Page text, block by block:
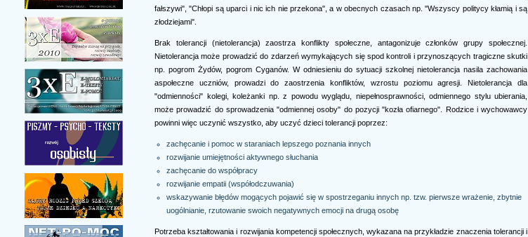
fałszywi", "Chłopi są uparci i nic ich nie przekona", a w obecnych czasach np. "Wszyscy politycy kłamią i są
złodziejami".
Brak tolerancji (nietolerancja) zaostrza konflikty społeczne, antagonizuje członków grupy społecznej.
Nietolerancja może prowadzić do zdarzeń wymykających się spod kontroli i przynoszących tragiczne skutki
np. pogrom Żydów, pogrom Cyganów. W odniesieniu do sytuacji szkolnej nietolerancja nasila zachowania
aspołeczne uczniów, prowadzi do zaostrzenia konfliktów, wzrostu poziomu agresji. Nietolerancja dla
"odmienności" kolegi, koleżanki np. z powodu wyglądu, niepełnosprawności, odmiennego stylu ubierania,
może prowadzić do sprowadzenia "odmiennej osoby" do pozycji "kozła ofiarnego". Rodzice i wychowawcy
powinni więc uczynić wszystko, aby uczyć dzieci tolerancji poprzez:
zachęcanie i pomoc w staraniach lepszego poznania innych
rozwijanie umiejętności aktywnego słuchania
zachęcanie do współpracy
rozwijanie empatii (współodczuwania)
wskazywanie błędów mogących pojawić się w spostrzeganiu innych np. tzw. pierwsze wrażenie, zbytnie
uogólnianie, rzutowanie swoich negatywnych emocji na drugą osobę
Potrzeba kształtowania i rozwijania kompetencji społecznych, wykazana na przykładzie znaczenia tolerancji i